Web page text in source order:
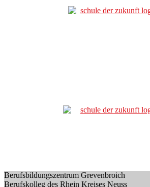
Berufsbildungszentrum Grevenbroich
Berufskolleg des Rhein Kreises Neuss